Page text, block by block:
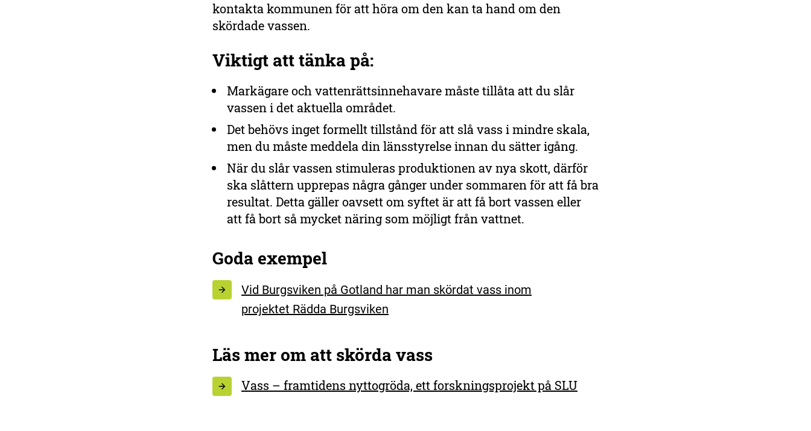
kontakta kommunen för att höra om den kan ta hand om den
skördade vassen.
Viktigt att tänka på:
Markägare och vattenrättsinnehavare måste tillåta att du slår
vassen i det aktuella området.
Det behövs inget formellt tillstånd för att slå vass i mindre skala,
men du måste meddela din länsstyrelse innan du sätter igång.
När du slår vassen stimuleras produktionen av nya skott, därför
ska slåttern upprepas några gånger under sommaren för att få bra
resultat. Detta gäller oavsett om syftet är att få bort vassen eller
att få bort så mycket näring som möjligt från vattnet.
Goda exempel
Vid Burgsviken på Gotland har man skördat vass inom
projektet Rädda Burgsviken
Läs mer om att skörda vass
Vass – framtidens nyttogröda, ett forskningsprojekt på SLU